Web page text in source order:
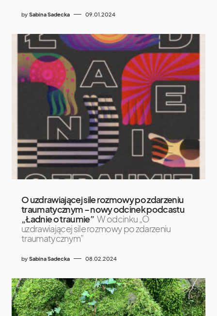
by Sabina Sadecka 09.01.2024
O uzdrawiającej sile rozmowy po zdarzeniu
traumatycznym – nowy odcinek podcastu
„Ładnie o traumie” W odcinku „O
uzdrawiającej sile rozmowy po zdarzeniu
traumatycznym”
by Sabina Sadecka 08.02.2024